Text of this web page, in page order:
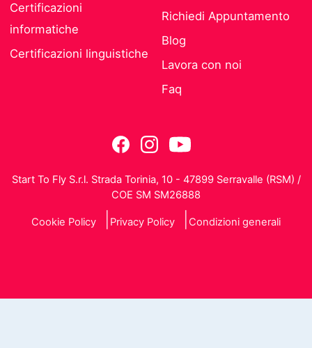
Certificazioni
informatiche
Certificazioni linguistiche
Richiedi Appuntamento
Blog
Lavora con noi
Faq
Start To Fly S.r.l. Strada Torinia, 10 - 47899 Serravalle (RSM) /
COE SM SM26888
Cookie Policy Privacy Policy Condizioni generali